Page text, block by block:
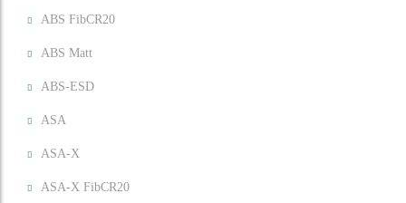
ABS FibCR20
ABS Matt
ABS-ESD
ASA
ASA-X
ASA-X FibCR20